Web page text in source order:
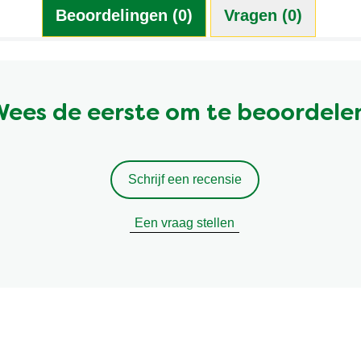
Beoordelingen (0) Vragen (0)
de eerste om te
Schrijf een recensie
Een vraag stellen